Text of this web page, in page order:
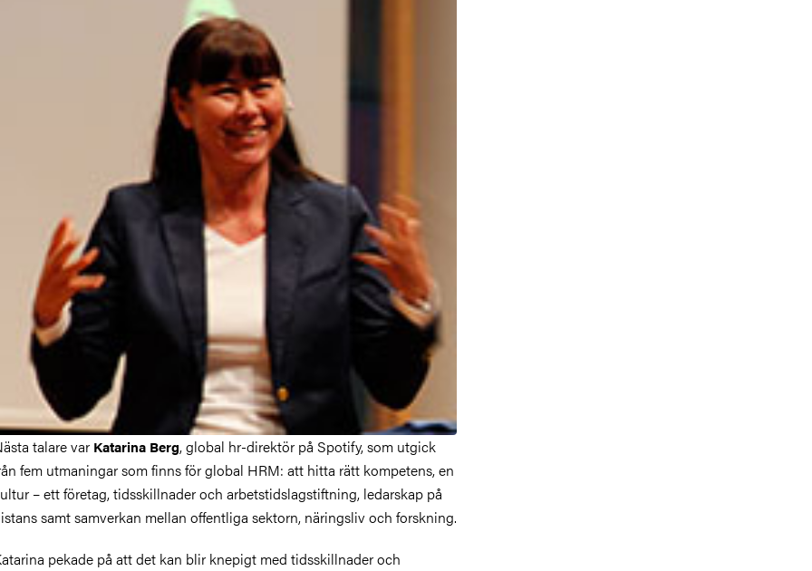
talare var Katarina Berg, global hr-direktör på Spotify, som utgick
fem utmaningar som finns för global HRM: att hitta rätt kompetens, en
– ett företag, tidsskillnader och arbetstidslagstiftning, ledarskap på
samt samverkan mellan offentliga sektorn, näringsliv och forskning.
pekade på att det kan blir knepigt med tidsskillnader och